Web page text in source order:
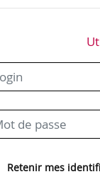
Retenir mes